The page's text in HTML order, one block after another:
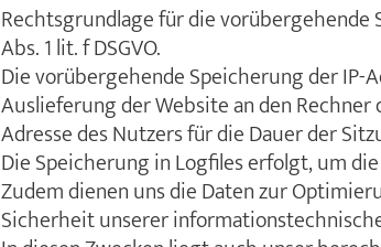
Rechtsgrundlage für die
Abs. 1 lit. f DSGVO.
Die vorübergehende Speicherung der IP-
Auslieferung der Website an den
Adresse des Nutzers für die Dauer der
Die Speicherung in Logfiles erfolgt, um
Zudem dienen uns die Daten zur
Sicherheit unserer